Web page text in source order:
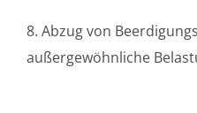
8. Abzug von
außergewöhnliche